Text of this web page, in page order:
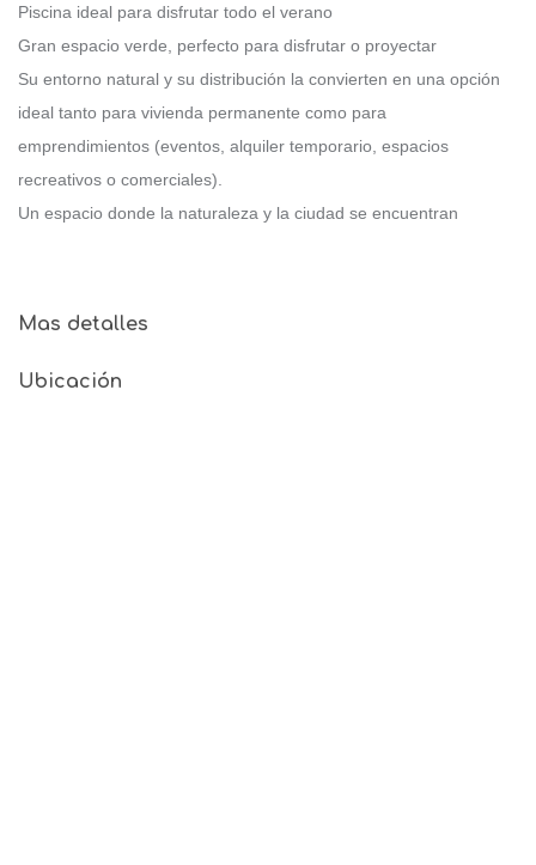
Piscina ideal para disfrutar todo el verano
Gran espacio verde, perfecto para disfrutar o proyectar
Su entorno natural y su distribución la convierten en una opción
ideal tanto para vivienda permanente como para
emprendimientos (eventos, alquiler temporario, espacios
recreativos o comerciales).
Un espacio donde la naturaleza y la ciudad se encuentran
Mas detalles
Ubicación